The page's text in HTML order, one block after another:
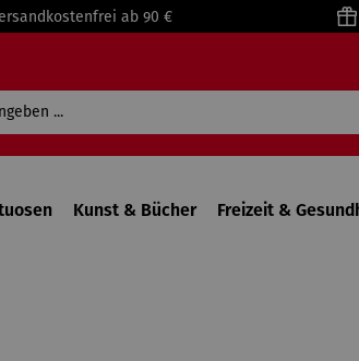
ab 90 €
Kunst & Bücher Freizeit &